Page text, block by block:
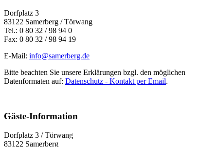
Dorfplatz 3
83122 Samerberg / Törwang
Tel.: 0 80 32 / 98 94 0
Fax: 0 80 32 / 98 94 19
E-Mail: info@samerberg.de
Bitte beachten Sie unsere Erklärungen bzgl. den möglichen
Datenformaten auf: Datenschutz - Kontakt per Email.
Gäste-Information
Dorfplatz 3 / Törwang
83122 Samerberg